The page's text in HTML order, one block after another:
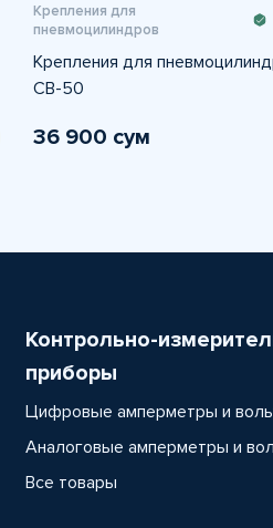
Крепления для
пневмоцилиндров
Крепления для
CВ-50
36 900 сум
Контрольно-
приборы
Цифровые амперметры и
Аналоговые амперметры и
Все товары